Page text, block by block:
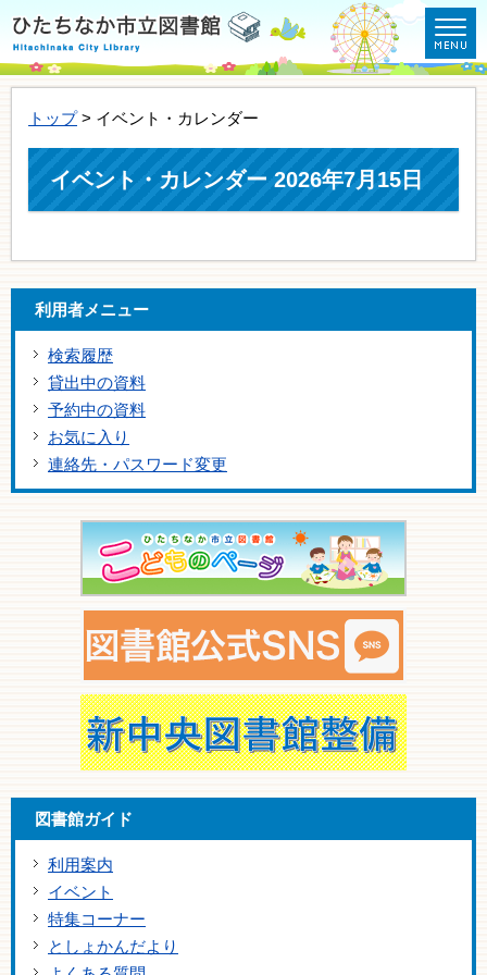
トップ> イベント・カレンダー
イベント・カレンダー 2026年7月15日
利用者メニュー
検索履歴
貸出中の資料
予約中の資料
お気に入り
連絡先・パスワード変更
図書館ガイド
利用案内
イベント
特集コーナー
としょかんだより